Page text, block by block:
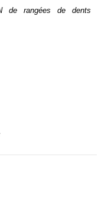
de rangées de dents